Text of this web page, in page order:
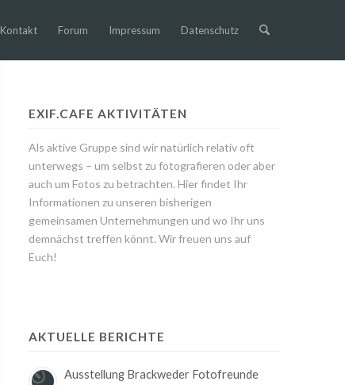
Kontakt Forum Impressum Datenschutz
EXIF.CAFE AKTIVITÄTEN
Als aktive Gruppe sind wir natürlich relativ oft
unterwegs – um selbst zu fotografieren oder aber
auch um Fotos zu betrachten. Hier findet Ihr
Informationen zu unseren bisherigen
gemeinsamen Unternehmungen und wo Ihr uns
demnächst treffen könnt. Wir freuen uns auf
Euch!
AKTUELLE BERICHTE
Ausstellung Brackweder Fotofreunde